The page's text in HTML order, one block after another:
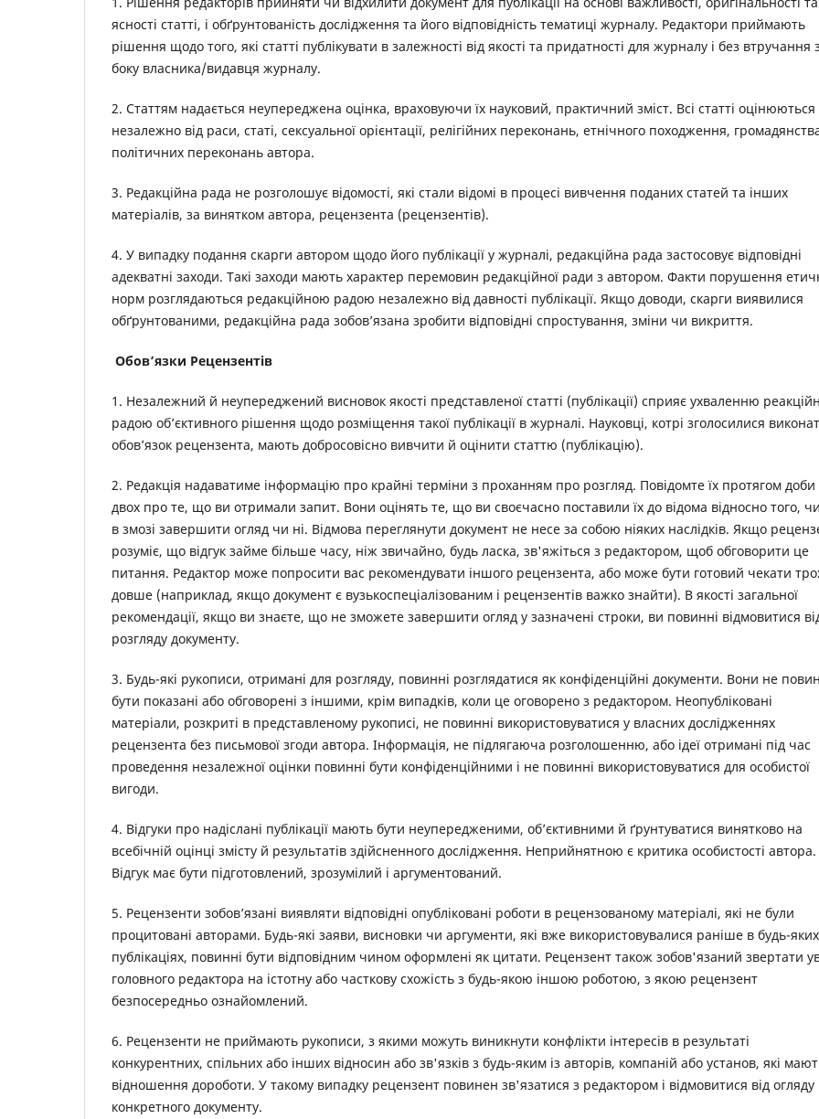
ясності статті, і обґрунтованість дослідження та його відповідність тематиці журналу. Редактори приймають
рішення щодо того, які статті публікувати в залежності від якості та придатності для журналу і без втручання
боку власника/видавця журналу.
2. Статтям надається неупереджена оцінка, враховуючи їх науковий, практичний зміст. Всі статті оцінюються
незалежно від раси, статі, сексуальної орієнтації, релігійних переконань, етнічного походження,
політичних переконань автора.
3. Редакційна рада не розголошує відомості, які стали відомі в процесі вивчення поданих статей та інших
матеріалів, за винятком автора, рецензента (рецензентів).
4. У випадку подання скарги автором щодо його публікації у журналі, редакційна рада застосовує відповідні
адекватні заходи. Такі заходи мають характер перемовин редакційної ради з автором. Факти порушення
норм розглядаються редакційною радою незалежно від давності публікації. Якщо доводи, скарги виявилися
обґрунтованими, редакційна рада зобов’язана зробити відповідні спростування, зміни чи викриття.
Обов’язки Рецензентів
1. Незалежний й неупереджений висновок якості представленої статті (публікації) сприяє ухваленню
радою об’єктивного рішення щодо розміщення такої публікації в журналі. Науковці, котрі зголосилися
обов’язок рецензента, мають добросовісно вивчити й оцінити статтю (публікацію).
2. Редакція надаватиме інформацію про крайні терміни з проханням про розгляд. Повідомте їх протягом доби
двох про те, що ви отримали запит. Вони оцінять те, що ви своєчасно поставили їх до відома відносно того,
в змозі завершити огляд чи ні. Відмова переглянути документ не несе за собою ніяких наслідків. Якщо
розуміє, що відгук займе більше часу, ніж звичайно, будь ласка, зв'яжіться з редактором, щоб обговорити це
питання. Редактор може попросити вас рекомендувати іншого рецензента, або може бути готовий чекати
довше (наприклад, якщо документ є вузькоспеціалізованим і рецензентів важко знайти). В якості загальної
рекомендації, якщо ви знаєте, що не зможете завершити огляд у зазначені строки, ви повинні відмовитися
розгляду документу.
3. Будь-які рукописи, отримані для розгляду, повинні розглядатися як конфіденційні документи. Вони не
бути показані або обговорені з іншими, крім випадків, коли це оговорено з редактором. Неопубліковані
матеріали, розкриті в представленому рукописі, не повинні використовуватися у власних дослідженнях
рецензента без письмової згоди автора. Інформація, не підлягаюча розголошенню, або ідеї отримані під час
проведення незалежної оцінки повинні бути конфіденційними і не повинні використовуватися для особистої
вигоди.
4. Відгуки про надіслані публікації мають бути неупередженими, об’єктивними й ґрунтуватися винятково на
всебічній оцінці змісту й результатів здійсненного дослідження. Неприйнятною є критика особистості автора.
Відгук має бути підготовлений, зрозумілий і аргументований.
5. Рецензенти зобов’язані виявляти відповідні опубліковані роботи в рецензованому матеріалі, які не були
процитовані авторами. Будь-які заяви, висновки чи аргументи, які вже використовувалися раніше в будь-яких
публікаціях, повинні бути відповідним чином оформлені як цитати. Рецензент також зобов'язаний звертати
головного редактора на істотну або часткову схожість з будь-якою іншою роботою, з якою рецензент
безпосередньо ознайомлений.
6. Рецензенти не приймають рукописи, з якими можуть виникнути конфлікти інтересів в результаті
конкурентних, спільних або інших відносин або зв'язків з будь-яким із авторів, компаній або установ, які
відношення дороботи. У такому випадку рецензент повинен зв'язатися з редактором і відмовитися від огляду
конкретного документу.